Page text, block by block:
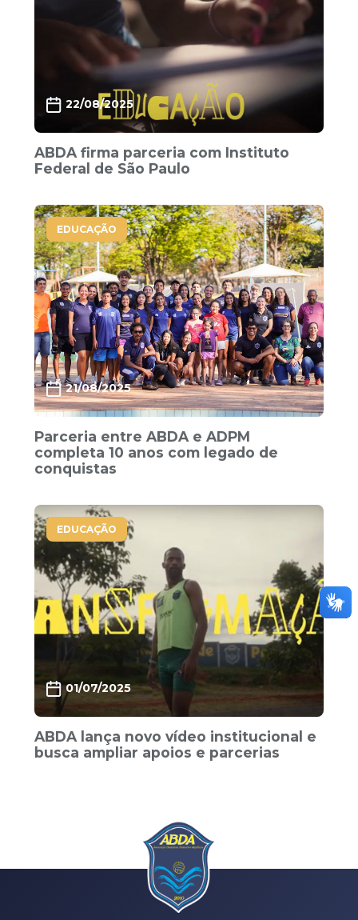
22/08/2025
ABDA firma parceria com Instituto
Federal de São Paulo
EDUCAÇÃO
21/08/2025
Parceria entre ABDA e ADPM
completa 10 anos com legado de
conquistas
EDUCAÇÃO
01/07/2025
ABDA lança novo vídeo institucional e
busca ampliar apoios e parcerias